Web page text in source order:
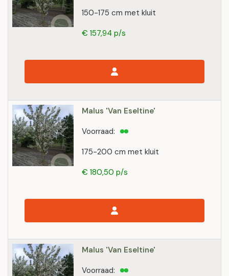
150-175 cm met kluit
€ 157,94 p/s
Malus 'Van Eseltine'
175-200 cm met kluit
Voorraad:
€ 180,50 p/s
Malus 'Van Eseltine'
Voorraad: